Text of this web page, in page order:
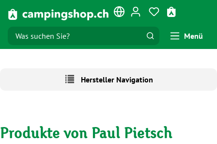
Zum Hauptinhalt springen Du hast 0
Menü
Hersteller Navigation
Produkte von Paul Pietsch